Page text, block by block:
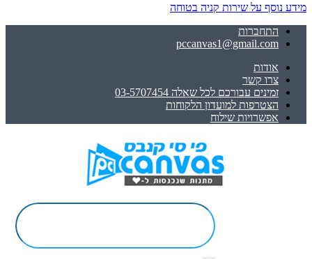
מידע נוסף על שירות קניה בטוחה
התחברות
pccanvas1@gmail.com
אודות
צרו קשר
זמינים עבורכם לכל שאלה 03-5707454
הצטרפות למועדון הלקוחות
אפשרויות שילוח